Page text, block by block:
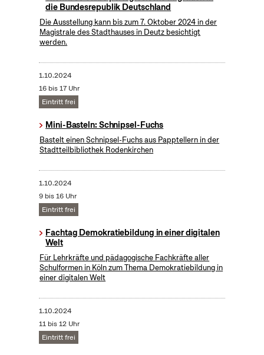
die Bundesrepublik Deutschland
Die Ausstellung kann bis zum 7. Oktober 2024 in der
Magistrale des Stadthauses in Deutz besichtigt
werden.
1.10.2024
16 bis 17 Uhr
Eintritt frei
Mini-Basteln: Schnipsel-Fuchs
Bastelt einen Schnipsel-Fuchs aus Papptellern in der
Stadtteilbibliothek Rodenkirchen
1.10.2024
9 bis 16 Uhr
Eintritt frei
Fachtag Demokratiebildung in einer digitalen
Welt
Für Lehrkräfte und pädagogische Fachkräfte aller
Schulformen in Köln zum Thema Demokratiebildung in
einer digitalen Welt
1.10.2024
11 bis 12 Uhr
Eintritt frei